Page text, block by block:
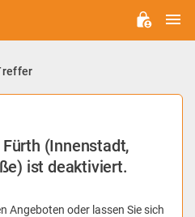
(Innenstadt,
ist deaktiviert.
Angeboten oder lassen Sie sich